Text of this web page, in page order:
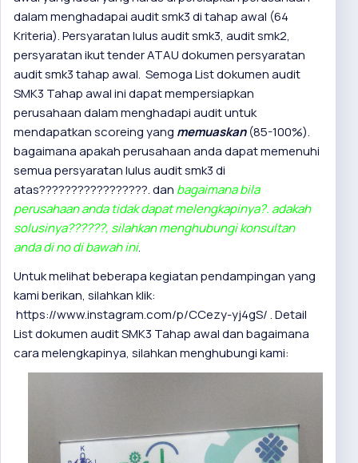
dalam menghadapai audit smk3 di tahap awal (64
Kriteria). Persyaratan lulus audit smk3, audit smk2,
persyaratan ikut tender ATAUdokumen persyaratan
audit smk3 tahap awal. Semoga List dokumen audit
SMK3 Tahap awal ini dapat mempersiapkan
perusahaan dalam menghadapi audit untuk
mendapatkan scoreing yang memuaskan(85-100%).
bagaimana apakah perusahaan anda dapat memenuhi
semua persyaratan lulus audit smk3 di
atas?????????????????. dan bagaimana bila
perusahaan anda tidak dapat melengkapinya?. adakah
solusinya??????, silahkan menghubungi konsultan
anda di no di bawah ini.
Untuk melihat beberapa kegiatan pendampingan yang
kami berikan, silahkan klik:
https://www.instagram.com/p/CCezy-yj4gS/ .Detail
List dokumen audit SMK3 Tahap awal dan bagaimana
cara melengkapinya, silahkan menghubungi kami: